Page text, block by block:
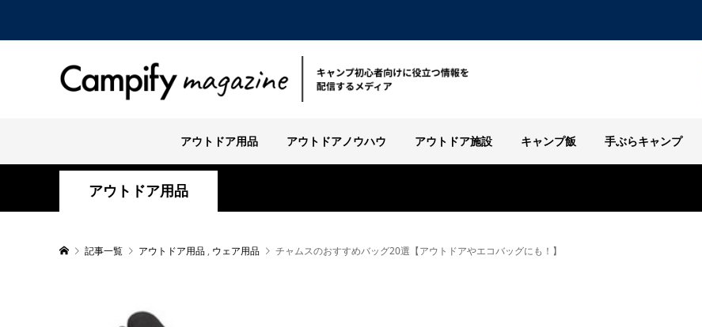
アウトドア用品 アウトドアノウハウ アウトドア施設 キャンプ飯 手ぶらキャンプ
アウトドア用品
記事一覧 アウトドア用品 , ウェア用品 チャムスのおすすめバッグ20選【アウトドアやエコバッグにも！】